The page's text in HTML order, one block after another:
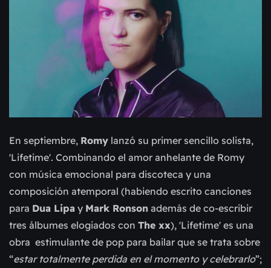
En septiembre, Romy lanzó su primer sencillo solista,
'Lifetime'. Combinando el amor anhelante de Romy
con música emocional para discoteca y una
composición atemporal (habiendo escrito canciones
para Dua Lipa y Mark Ronson además de co-escribir
tres álbumes elogiados con The xx), 'Lifetime' es una
obra estimulante de pop para bailar que se trata sobre
“estar totalmente perdida en el momento y celebrarlo”;